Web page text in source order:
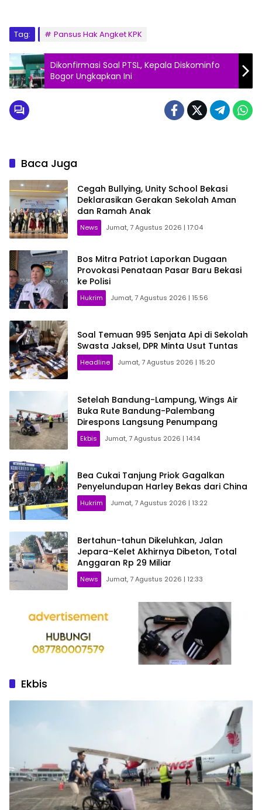
Tag: Pansus Hak Angket KPK
Dikonfirmasi Soal PTSL, Kepala Diskominfo
Bogor Ungkapkan Ini
Baca Juga
Cegah Bullying, Unity School Bekasi
Deklarasikan Gerakan Sekolah Aman
dan Ramah Anak
News Jumat, 7 Agustus 2026 | 17:04
Bos Mitra Patriot Laporkan Dugaan
Provokasi Penataan Pasar Baru Bekasi
ke Polisi
Hukrim Jumat, 7 Agustus 2026 | 15:56
Soal Temuan 995 Senjata Api di Sekolah
Swasta Jaksel, DPR Minta Usut Tuntas
Headline Jumat, 7 Agustus 2026 | 15:20
Setelah Bandung-Lampung, Wings Air
Buka Rute Bandung-Palembang
Direspons Langsung Penumpang
Ekbis Jumat, 7 Agustus 2026 | 14:14
Bea Cukai Tanjung Priok Gagalkan
Penyelundupan Harley Bekas dari China
Hukrim Jumat, 7 Agustus 2026 | 13:22
Bertahun-tahun Dikeluhkan, Jalan
Jepara–Kelet Akhirnya Dibeton, Total
Anggaran Rp 29 Miliar
News Jumat, 7 Agustus 2026 | 12:33
Ekbis